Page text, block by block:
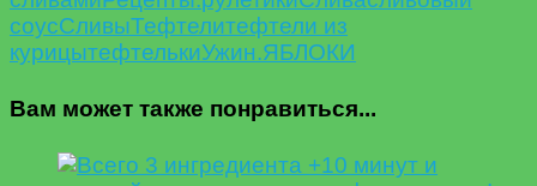
соусСливыТефтелитефтели из
курицытефтелькиУжин.ЯБЛОКИ
Вам может также понравиться...